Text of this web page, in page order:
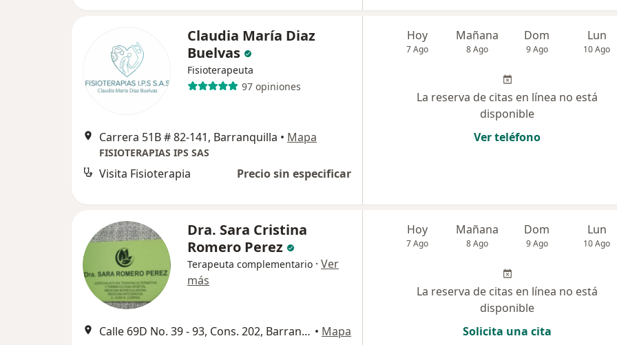
Claudia María Diaz
Buelvas
Fisioterapeuta
97 opiniones
Carrera 51B # 82-141, Barranquilla • Mapa
FISIOTERAPIAS IPS SAS
Visita Fisioterapia Precio sin especificar
Hoy
7 Ago
Mañana
8 Ago
Dom
9 Ago
Lun
10 Ago
La reserva de citas en línea no está
disponible
Ver teléfono
Dra. Sara Cristina
Romero Perez
Terapeuta complementario · Ver
más
Calle 69D No. 39 - 93, Cons. 202, Barranquilla • Mapa
Hoy
7 Ago
Mañana
8 Ago
Dom
9 Ago
Lun
10 Ago
La reserva de citas en línea no está
disponible
Solicita una cita